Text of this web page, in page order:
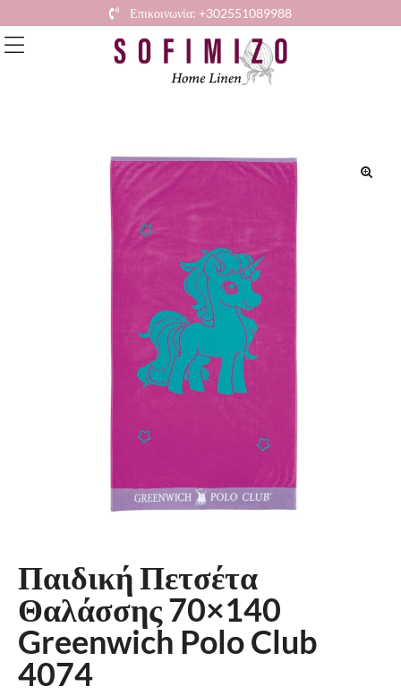
Επικοινωνία: +302551089988
Παιδική Πετσέτα
Θαλάσσης 70×140
Greenwich Polo Club
4074